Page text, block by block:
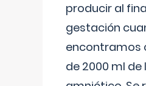
producir al
gestación
encontramos
de 2000 ml de